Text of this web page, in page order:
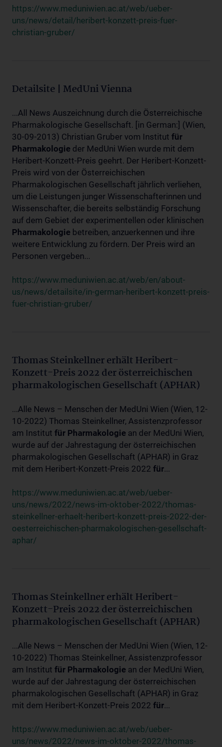
https://www.meduniwien.ac.at/web/ueber-
uns/news/detail/heribert-konzett-preis-fuer-
christian-gruber/
Detailsite | MedUni Vienna
...All News Auszeichnung durch die Österreichische
Pharmakologische Gesellschaft. [in German:] (Wien,
30-09-2013) Christian Gruber vom Institut für
Pharmakologie der MedUni Wien wurde mit dem
Heribert-Konzett-Preis geehrt. Der Heribert-Konzett-
Preis wird von der Österreichischen
Pharmakologischen Gesellschaft jährlich verliehen,
um die Leistungen junger Wissenschafterinnen und
Wissenschafter, die bereits selbständig Forschung
auf dem Gebiet der experimentellen oder klinischen
Pharmakologie betreiben, anzuerkennen und ihre
weitere Entwicklung zu fördern. Der Preis wird an
Personen vergeben...
https://www.meduniwien.ac.at/web/en/about-
us/news/detailsite/in-german-heribert-konzett-preis-
fuer-christian-gruber/
Thomas Steinkellner erhält Heribert-
Konzett-Preis 2022 der österreichischen
pharmakologischen Gesellschaft (APHAR)
...Alle News – Menschen der MedUni Wien (Wien, 12-
10-2022) Thomas Steinkellner, Assistenzprofessor
am Institut für Pharmakologie an der MedUni Wien,
wurde auf der Jahrestagung der österreichischen
pharmakologischen Gesellschaft (APHAR) in Graz
mit dem Heribert-Konzett-Preis 2022 für...
https://www.meduniwien.ac.at/web/ueber-
uns/news/2022/news-im-oktober-2022/thomas-
steinkellner-erhaelt-heribert-konzett-preis-2022-der-
oesterreichischen-pharmakologischen-gesellschaft-
aphar/
Thomas Steinkellner erhält Heribert-
Konzett-Preis 2022 der österreichischen
pharmakologischen Gesellschaft (APHAR)
...Alle News – Menschen der MedUni Wien (Wien, 12-
10-2022) Thomas Steinkellner, Assistenzprofessor
am Institut für Pharmakologie an der MedUni Wien,
wurde auf der Jahrestagung der österreichischen
pharmakologischen Gesellschaft (APHAR) in Graz
mit dem Heribert-Konzett-Preis 2022 für...
https://www.meduniwien.ac.at/web/ueber-
uns/news/2022/news-im-oktober-2022/thomas-